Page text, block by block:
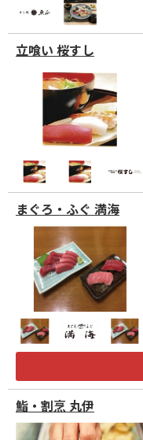
立喰い 桜すし
まぐろ・ふぐ 満海
鮨・割烹 丸伊